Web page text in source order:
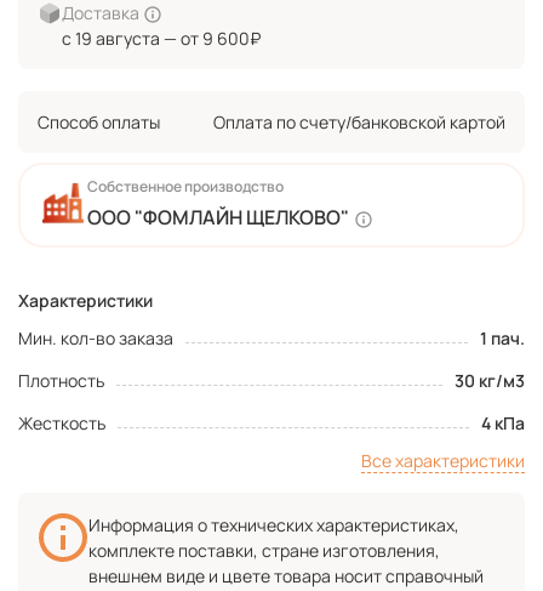
Характеристики
Мин. кол-во заказа
1 пач.
Плотность
30 кг/м3
Жесткость
4 кПа
Все характеристики
Собственное производство
ООО "ФОМЛАЙН ЩЕЛКОВО"
Доставка
с 19 августа — от 9 600₽
Способ оплаты Оплата по счету/банковской картой
Информация о технических характеристиках,
комплекте поставки, стране изготовления,
внешнем виде и цвете товара носит справочный